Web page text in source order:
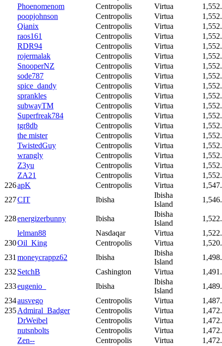
Phoenomenom
Centropolis Virtua
poopjohnson
Centropolis Virtua
Qianix
Centropolis Virtua
raos161
Centropolis Virtua
RDR94
Centropolis Virtua
rojermalak
Centropolis Virtua
SnooperNZ
Centropolis Virtua
sode787
Centropolis Virtua
spice_dandy
Centropolis Virtua
sprankles
Centropolis Virtua
subwayTM
Centropolis Virtua
Superfreak784
Centropolis Virtua
tgr8db
Centropolis Virtua
the mister
Centropolis Virtua
TwistedGuy
Centropolis Virtua
wrangly
Centropolis Virtua
Z3yu
Centropolis Virtua
ZA21
Centropolis Virtua
226apK Centropolis Virtua
227CIT Ibisha
Ibisha
Island
228energizerbunny Ibisha
Ibisha
Island
lelman88
Nasdaqar Virtua
230Oil_King Centropolis Virtua
231 moneycrappz62 Ibisha
Ibisha
Island
232 SetchB Cashington Virtua
233eugenio_ Ibisha
Ibisha
Island
234ausvego Centropolis Virtua
235Admiral_Badger Centropolis Virtua
DrWeibel
Centropolis Virtua
nutsnbolts
Centropolis Virtua
Zen--
Centropolis Virtua